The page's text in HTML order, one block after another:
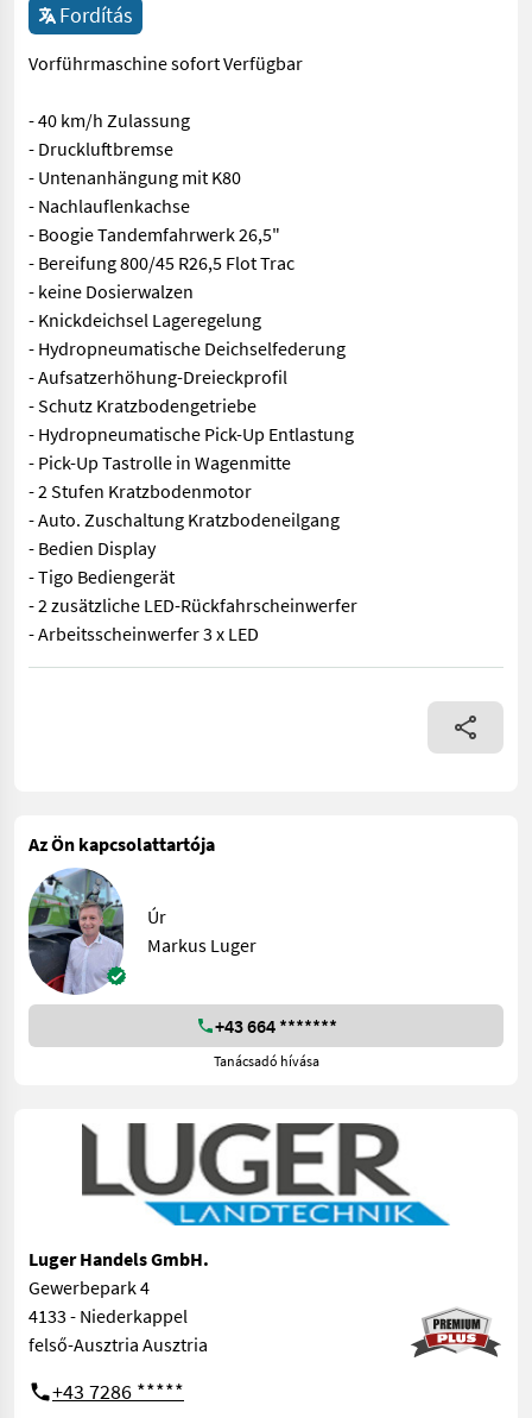
Fordítás
Vorführmaschine sofort Verfügbar
- 40 km/h Zulassung
- Druckluftbremse
- Untenanhängung mit K80
- Nachlauflenkachse
- Boogie Tandemfahrwerk 26,5"
- Bereifung 800/45 R26,5 Flot Trac
- keine Dosierwalzen
- Knickdeichsel Lageregelung
- Hydropneumatische Deichselfederung
- Aufsatzerhöhung-Dreieckprofil
- Schutz Kratzbodengetriebe
- Hydropneumatische Pick-Up Entlastung
- Pick-Up Tastrolle in Wagenmitte
- 2 Stufen Kratzbodenmotor
- Auto. Zuschaltung Kratzbodeneilgang
- Bedien Display
- Tigo Bediengerät
- 2 zusätzliche LED-Rückfahrscheinwerfer
- Arbeitsscheinwerfer 3 x LED
Vorführmaschine sofort Verfügbar - 40 km/h Zulassung -
Az Ön kapcsolattartója
Úr
Markus Luger
+43 664 *******
Tanácsadó hívása
Luger Handels GmbH.
Gewerbepark 4
4133 - Niederkappel
felső-Ausztria Ausztria
+43 7286 *****